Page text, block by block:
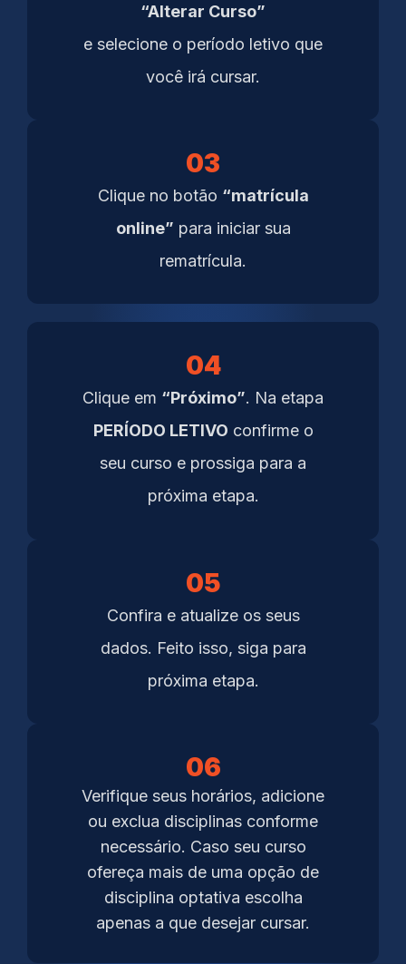
“Alterar Curso”
e selecione o período letivo que
você irá cursar.
03
Clique no botão “matrícula
online” para iniciar sua
rematrícula.
04
Clique em “Próximo”. Na etapa
PERÍODO LETIVO confirme o
seu curso e prossiga para a
próxima etapa.
05
Confira e atualize os seus
dados. Feito isso, siga para
próxima etapa.
06
Verifique seus horários, adicione
ou exclua disciplinas conforme
necessário. Caso seu curso
ofereça mais de uma opção de
disciplina optativa escolha
apenas a que desejar cursar.